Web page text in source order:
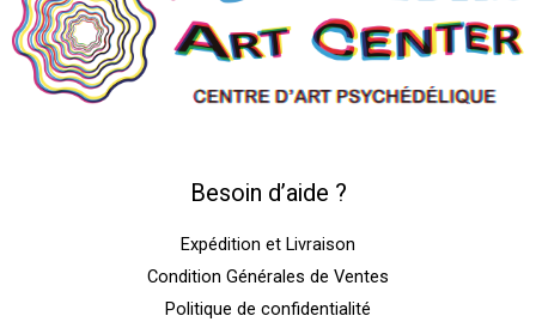
Besoin d’aide ?
Expédition et Livraison
Condition Générales de Ventes
Politique de confidentialité